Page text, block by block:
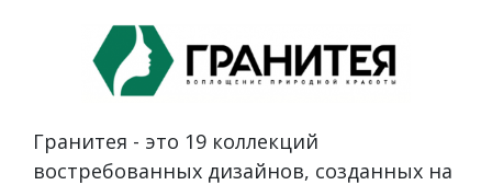
Гранитея - это 19 коллекций
востребованных дизайнов, созданных на